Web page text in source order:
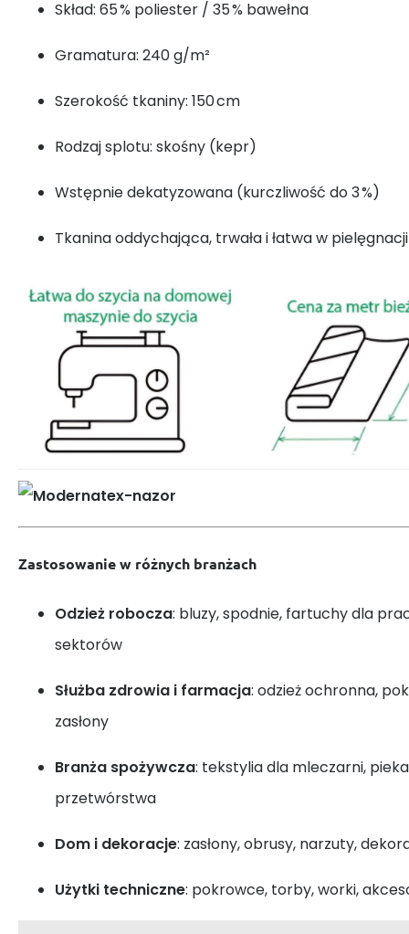
Skład: 65 % poliester / 35 % bawełna
Gramatura: 240 g/m²
Szerokość tkaniny: 150 cm
Rodzaj splotu: skośny (kepr)
Wstępnie dekatyzowana (kurczliwość do 3 %)
Tkanina oddychająca, trwała i łatwa w pielęgnacji
Zastosowanie w różnych branżach
Odzież robocza: bluzy, spodnie, fartuchy dla
sektorów
Służba zdrowia i farmacja: odzież ochronna,
zasłony
Branża spożywcza: tekstylia dla mleczarni,
przetwórstwa
Dom i dekoracje: zasłony, obrusy, narzuty,
Użytki techniczne: pokrowce, torby, worki,